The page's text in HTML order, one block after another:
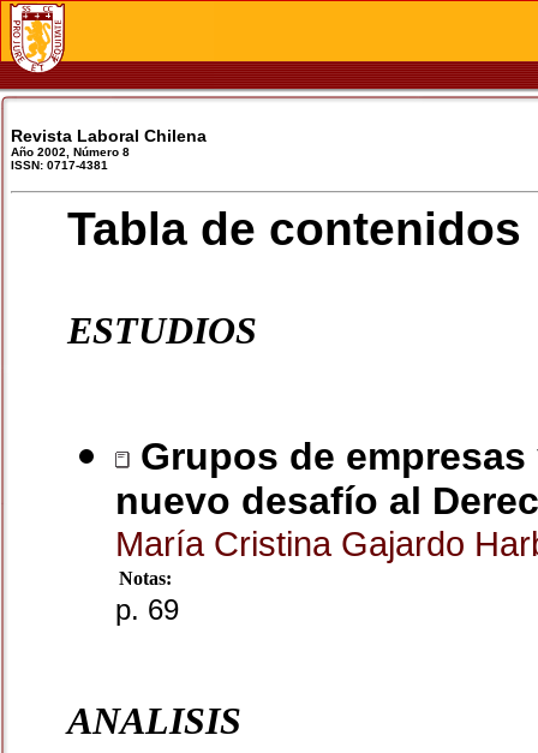
Revista Laboral Chilena
Año 2002, Número 8
ISSN: 0717-4381
Tabla de contenidos
ESTUDIOS
Grupos de
nuevo desafío al
María Cristina Gajardo
Notas:
p. 69
ANALISIS